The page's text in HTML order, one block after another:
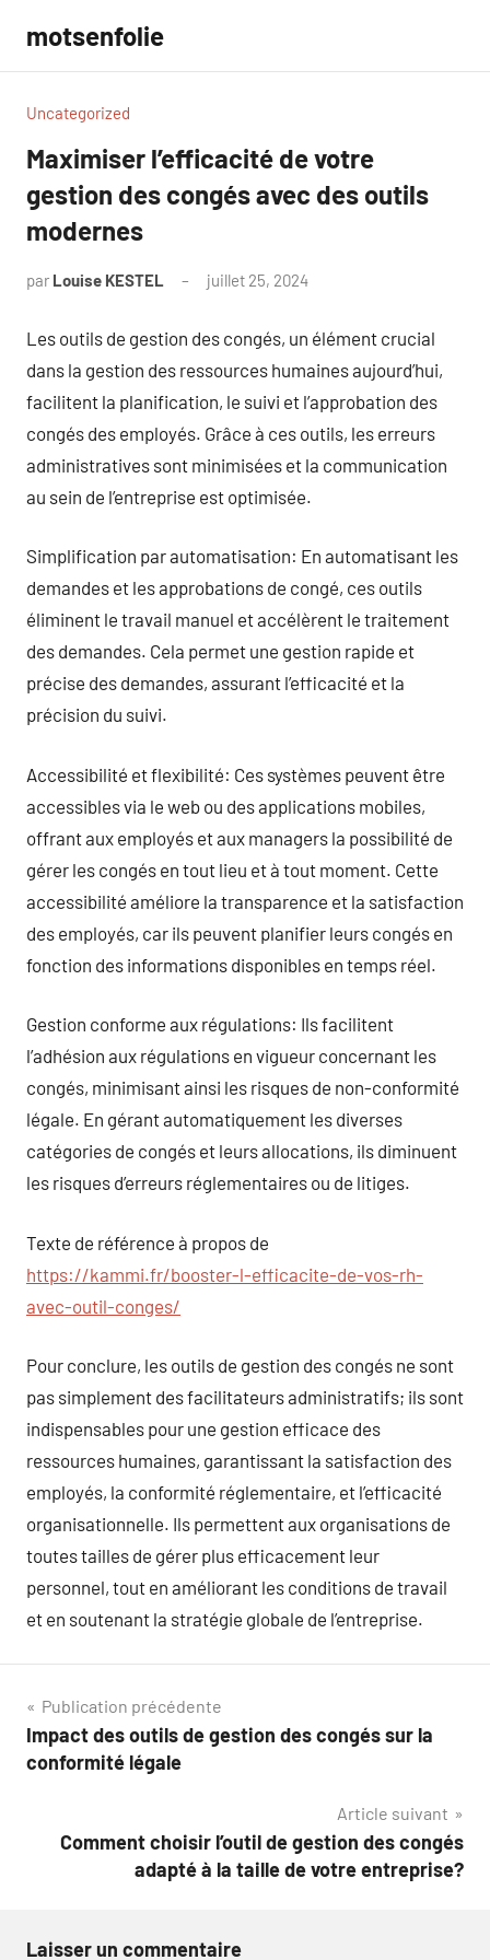
contenu
motsenfolie
Uncategorized
Maximiser l’efficacité de votre
gestion des congés avec des outils
modernes
par Louise KESTEL juillet 25, 2024
Les outils de gestion des congés, un élément crucial
dans la gestion des ressources humaines aujourd’hui,
facilitent la planification, le suivi et l’approbation des
congés des employés. Grâce à ces outils, les erreurs
administratives sont minimisées et la communication
au sein de l’entreprise est optimisée.
Simplification par automatisation: En automatisant les
demandes et les approbations de congé, ces outils
éliminent le travail manuel et accélèrent le traitement
des demandes. Cela permet une gestion rapide et
précise des demandes, assurant l’efficacité et la
précision du suivi.
Accessibilité et flexibilité: Ces systèmes peuvent être
accessibles via le web ou des applications mobiles,
offrant aux employés et aux managers la possibilité de
gérer les congés en tout lieu et à tout moment. Cette
accessibilité améliore la transparence et la satisfaction
des employés, car ils peuvent planifier leurs congés en
fonction des informations disponibles en temps réel.
Gestion conforme aux régulations: Ils facilitent
l’adhésion aux régulations en vigueur concernant les
congés, minimisant ainsi les risques de non-conformité
légale. En gérant automatiquement les diverses
catégories de congés et leurs allocations, ils diminuent
les risques d’erreurs réglementaires ou de litiges.
Texte de référence à propos de
https://kammi.fr/booster-l-efficacite-de-vos-rh-
avec-outil-conges/
Pour conclure, les outils de gestion des congés ne sont
pas simplement des facilitateurs administratifs; ils sont
indispensables pour une gestion efficace des
ressources humaines, garantissant la satisfaction des
employés, la conformité réglementaire, et l’efficacité
organisationnelle. Ils permettent aux organisations de
toutes tailles de gérer plus efficacement leur
personnel, tout en améliorant les conditions de travail
et en soutenant la stratégie globale de l’entreprise.
Navigation
de
Publication précédente
Impact des outils de gestion des congés sur la
conformité légale
Article suivant
Comment choisir l’outil de gestion des congés
adapté à la taille de votre entreprise?
Laisser un commentaire